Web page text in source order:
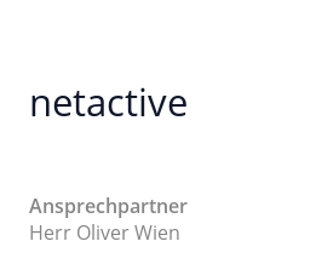
netactive
Ansprechpartner
Herr Oliver Wien